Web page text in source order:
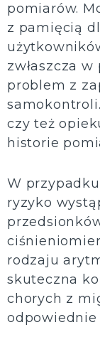
pomiarów.
z pamięcią
zwłaszcza
problem z
czy też
historie
W
ryzyko
rodzaju
skuteczna
chorych z
odpowiednie